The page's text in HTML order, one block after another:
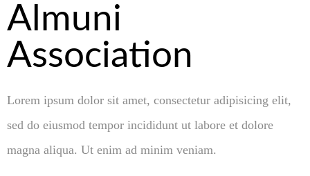
Almuni
Association
Lorem ipsum dolor sit amet, consectetur adipisicing elit,
sed do eiusmod tempor incididunt ut labore et dolore
magna aliqua. Ut enim ad minim veniam.